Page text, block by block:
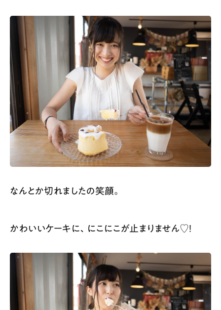
なんとか切れましたの笑顔。
かわいいケーキに、にこにこが止まりません♡！